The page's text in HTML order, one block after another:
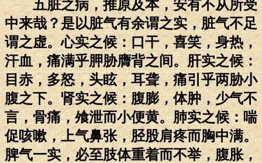
五脏之病，推原及本，安有不从所受
中来哉？是以脏气有余谓之实，脏气不足
谓之虚。心实之候：口干，喜笑，身热，
汗血，痛满乎胛胁膺背之间。肝实之候：
目赤，多怒，头眩，耳聋，痛引乎两胁小
腹之下。肾实之候：腹膨，体肿，少气不
言，骨痛，飧泄而小便黄。肺实之候：喘
促咳嗽，上气鼻张，胫股肩疼而胸中满。
脾气一实，必至肢体重着而不举，腹胀，